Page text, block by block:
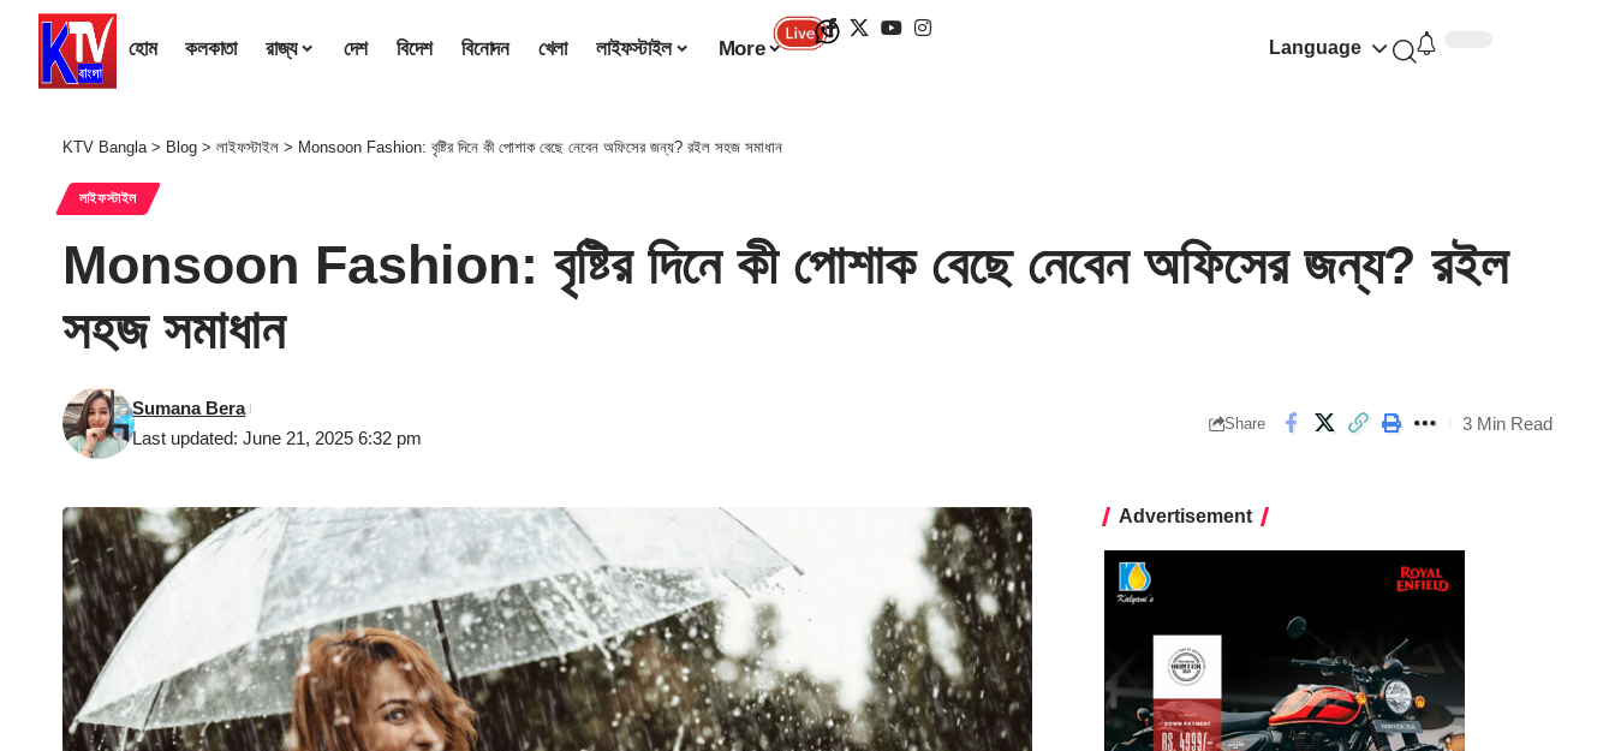
হোম কলকাতা রাজ্য দেশ বিদেশ বিনোদন খেলা লাইফস্টাইল More Language
KTV Bangla> Blog > লাইফস্টাইল > Monsoon Fashion: বৃষ্টির দিনে কী পোশাক বেছে নেবেন অফিসের জন্য? রইল সহজ সমাধান
লাইফস্টাইল
Monsoon Fashion: বৃষ্টির দিনে কী পোশাক বেছে নেবেন অফিসের জন্য? রইল
সহজ সমাধান
Last updated: June 21, 2025 6:32 pm
Sumana Bera
Share 3 Min Read
Advertisement